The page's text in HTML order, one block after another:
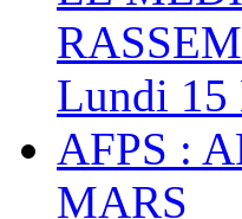
Lundi 15
AFPS :
MARS